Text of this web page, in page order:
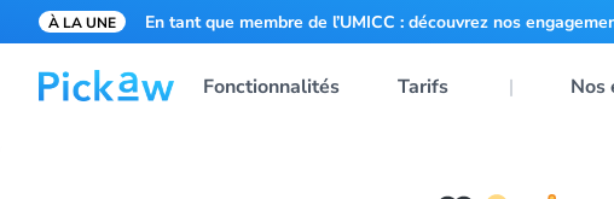
À LA UNE En tant que membre de l’UMICC : découvrez nos
Fonctionnalités Tarifs Nos